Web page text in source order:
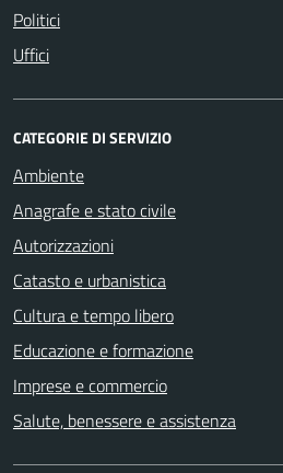
Politici
Uffici
CATEGORIE DI SERVIZIO
Ambiente
Anagrafe e stato civile
Autorizzazioni
Catasto e urbanistica
Cultura e tempo libero
Educazione e formazione
Imprese e commercio
Salute, benessere e assistenza